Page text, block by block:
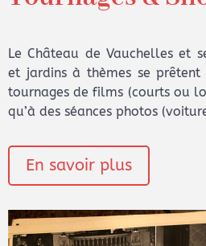
Le Château de Vauchelles et
et jardins à thèmes se
tournages de films (courts ou
qu’à des séances photos
En savoir plus